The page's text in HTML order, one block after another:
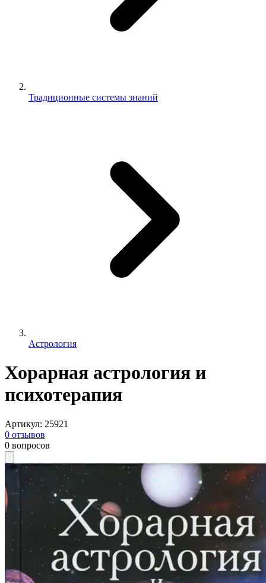
Традиционные системы знаний
Астрология
Хорарная астрология и
психотерапия
Артикул: 25921
0 отзывов
0 вопросов